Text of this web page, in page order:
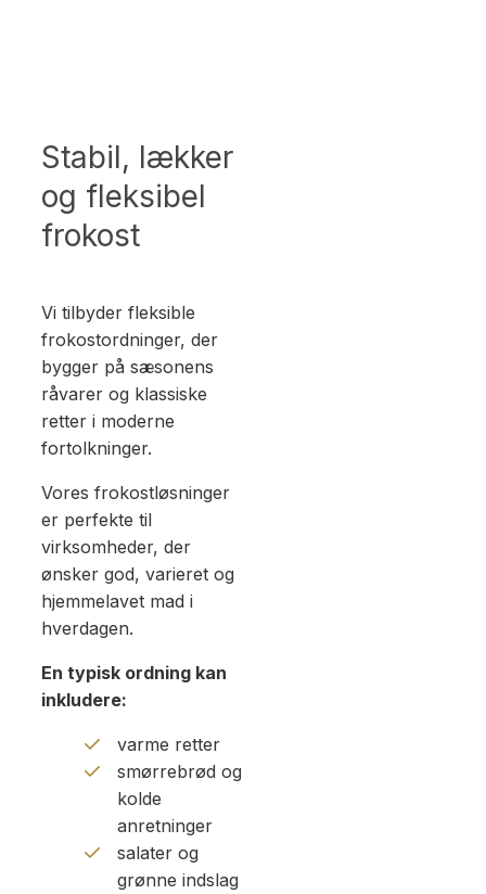
Stabil, lækker
og fleksibel
frokost
Vi tilbyder fleksible
frokostordninger, der
bygger på sæsonens
råvarer og klassiske
retter i moderne
fortolkninger.
Vores frokostløsninger
er perfekte til
virksomheder, der
ønsker god, varieret og
hjemmelavet mad i
hverdagen.
En typisk ordning kan
inkludere:
varme retter
smørrebrød og
kolde
anretninger
salater og
grønne indslag